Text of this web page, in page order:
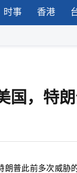
时事 香港
国，特
朗普此前多次威胁